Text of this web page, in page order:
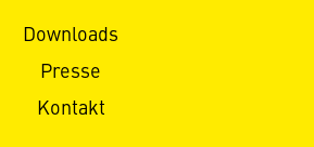
Downloads
Presse
Kontakt